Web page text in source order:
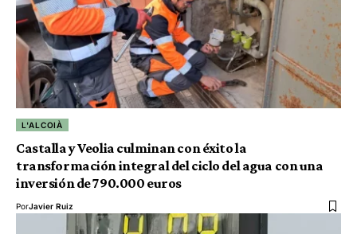
L'ALCOIÀ
Castalla y Veolia culminan con éxito la
transformación integral del ciclo del agua con una
inversión de 790.000 euros
PorJavier Ruiz